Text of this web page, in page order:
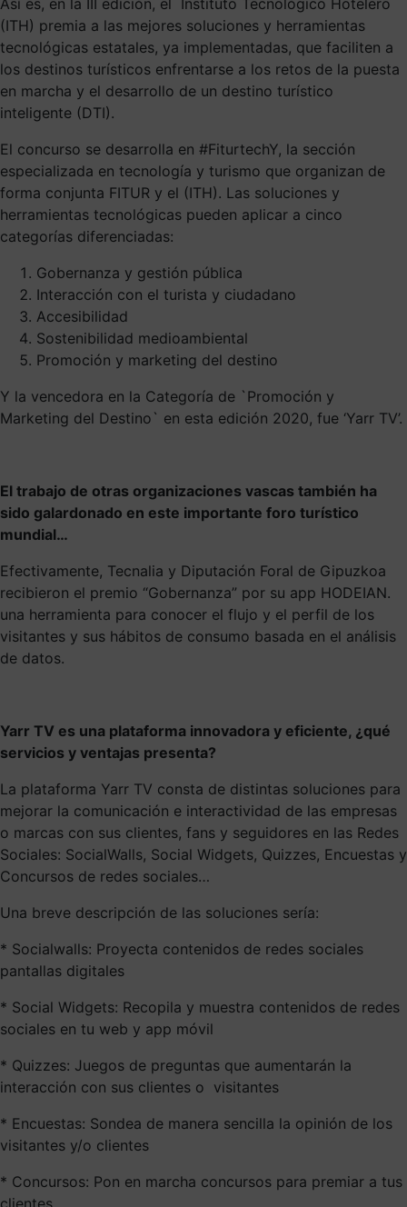
(ITH) premia a las mejores soluciones y herramientas
tecnológicas estatales, ya implementadas, que faciliten a
los destinos turísticos enfrentarse a los retos de la puesta
en marcha y el desarrollo de un destino turístico
inteligente (DTI).
El concurso se desarrolla en #FiturtechY, la sección
especializada en tecnología y turismo que organizan de
forma conjunta FITUR y el (ITH). Las soluciones y
herramientas tecnológicas pueden aplicar a cinco
categorías diferenciadas:
Gobernanza y gestión pública
Interacción con el turista y ciudadano
Accesibilidad
Sostenibilidad medioambiental
Promoción y marketing del destino
Y la vencedora en la Categoría de `Promoción y
Marketing del Destino` en esta edición 2020, fue ‘Yarr TV’.
El trabajo de otras organizaciones vascas también ha
sido galardonado en este importante foro turístico
mundial…
Efectivamente, Tecnalia y Diputación Foral de Gipuzkoa
recibieron el premio “Gobernanza” por su app HODEIAN.
una herramienta para conocer el flujo y el perfil de los
visitantes y sus hábitos de consumo basada en el análisis
de datos.
Yarr TV es una plataforma innovadora y eficiente, ¿qué
servicios y ventajas presenta?
La plataforma Yarr TV consta de distintas soluciones para
mejorar la comunicación e interactividad de las empresas
o marcas con sus clientes, fans y seguidores en las Redes
Sociales: SocialWalls, Social Widgets, Quizzes, Encuestas y
Concursos de redes sociales…
Una breve descripción de las soluciones sería:
* Socialwalls: Proyecta contenidos de redes sociales
pantallas digitales
* Social Widgets: Recopila y muestra contenidos de redes
sociales en tu web y app móvil
* Quizzes: Juegos de preguntas que aumentarán la
interacción con sus clientes o visitantes
* Encuestas: Sondea de manera sencilla la opinión de los
visitantes y/o clientes
* Concursos: Pon en marcha concursos para premiar a tus
clientes